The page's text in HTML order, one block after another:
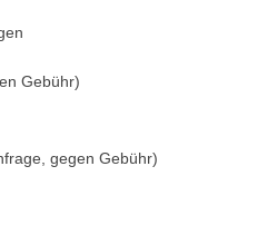
Gebühr)
gegen Gebühr)